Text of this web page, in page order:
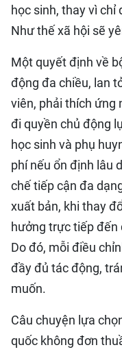
học sinh, thay vì
Như thế xã hội sẽ
Một quyết định về
động đa chiều, lan
viên, phải thích ứng
đi quyền chủ động
học sinh và phụ
phí nếu ổn định lâu
chế tiếp cận đa
xuất bản, khi thay
hưởng trực tiếp đến
Do đó, mỗi điều
đầy đủ tác động,
muốn.
Câu chuyện lựa
quốc không đơn